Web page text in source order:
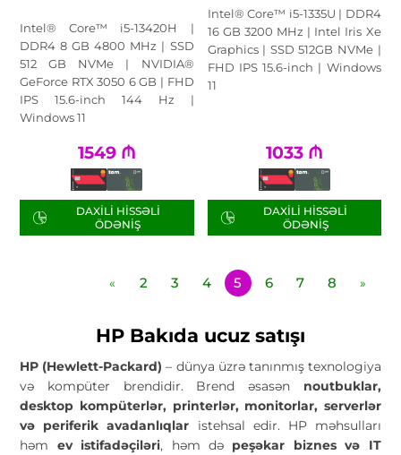
Intel® Core™ i5-13420H |
DDR4 8 GB 4800 MHz | SSD
512 GB NVMe | NVIDIA®
GeForce RTX 3050 6 GB | FHD
IPS 15.6-inch 144 Hz |
Windows 11
1549 ₼
DAXILI HISSƏLI
ÖDƏNIŞ
Intel® Core™ i5-1335U | DDR4
16 GB 3200 MHz | Intel Iris Xe
Graphics | SSD 512GB NVMe |
FHD IPS 15.6-inch | Windows
11
1033 ₼
DAXILI HISSƏLI
ÖDƏNIŞ
« 2 3 4 5 6 7 8 »
HP Bakıda ucuz satışı
HP (Hewlett-Packard) – dünya üzrə tanınmış texnologiya
və kompüter brendidir. Brend əsasən noutbuklar,
desktop kompüterlər, printerlər, monitorlar, serverlər
və periferik avadanlıqlar istehsal edir. HP məhsulları
həm ev istifadəçiləri, həm də peşəkar biznes və IT